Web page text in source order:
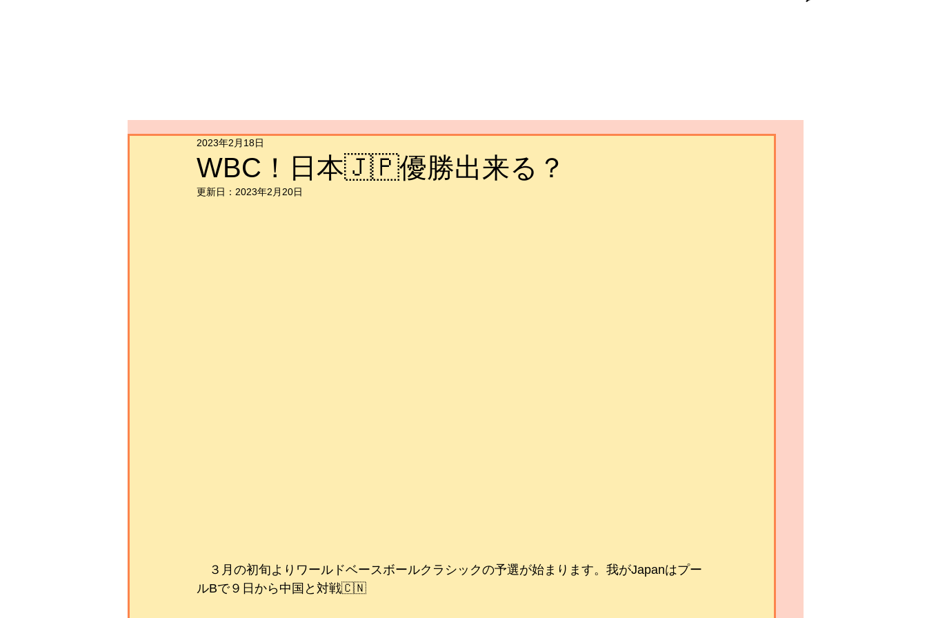
WBC！日本🇯🇵優勝出来る？
2023年2月18日
更新日： 2023年2月20日
３月の初旬よりワールドベースボールクラシックの予選が始まります。我がJapanはプー
ルBで９日から中国と対戦🇨🇳